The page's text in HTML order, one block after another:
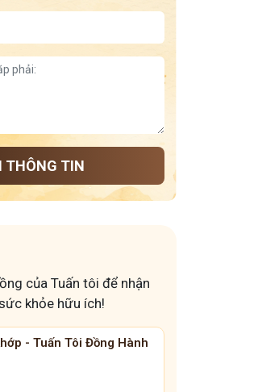
THÔNG TIN
của Tuấn tôi để nhận
khỏe hữu ích!
Tai Mũi Họng